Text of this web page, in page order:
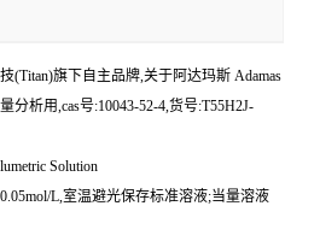
(Titan)旗下自主品牌,关于阿达玛斯 Adamas
分析用,cas号:10043-52-4,货号:T55H2J-
Solution
L,室温避光保存标准溶液;当量溶液